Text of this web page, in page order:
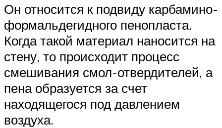
Он относится к подвиду карбамино-
формальдегидного пенопласта.
Когда такой материал наносится на
стену, то происходит процесс
смешивания смол-отвердителей, а
пена образуется за счет
находящегося под давлением
воздуха.